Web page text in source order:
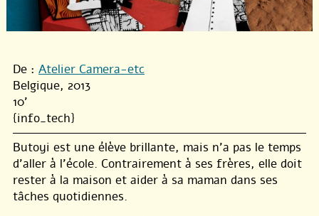
De : Atelier Camera-etc
Belgique, 2013
10'
{info_tech}
Butoyi est une élève brillante, mais n’a pas le temps
d’aller à l’école. Contrairement à ses frères, elle doit
rester à la maison et aider à sa maman dans ses
tâches quotidiennes.